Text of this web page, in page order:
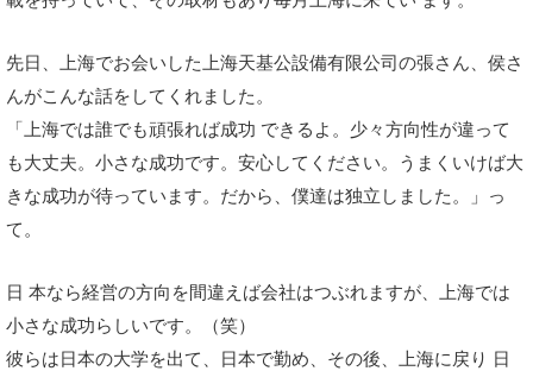
先日、上海でお会いした上海天基公設備有限公司の張さん、侯さ
んがこんな話をしてくれました。
「上海では誰でも頑張れば成功 できるよ。少々方向性が違って
も大丈夫。小さな成功です。安心してください。うまくいけば大
きな成功が待っています。だから、僕達は独立しました。」っ
て。
日 本なら経営の方向を間違えば会社はつぶれますが、上海では
小さな成功らしいです。（笑）
彼らは日本の大学を出て、日本で勤め、その後、上海に戻り 日